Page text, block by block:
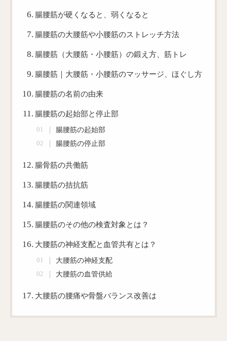
腸腰筋が硬くなると、弱くなると
腸腰筋の大腰筋や小腰筋のストレッチ方法
腸腰筋（大腰筋・小腰筋）の鍛え方、筋トレ
腸腰筋｜大腰筋・小腰筋のマッサージ、ほぐし方
腸腰筋の名前の由来
腸腰筋の起始部と停止部
腸腰筋の起始部
腸腰筋の停止部
腸骨筋の共働筋
腸腰筋の拮抗筋
腸腰筋の関連領域
腸腰筋のその他の検査対象とは？
大腰筋の神経支配と血管共有とは？
大腰筋の神経支配
大腰筋の血管供給
大腰筋の腰痛や骨盤バランス改善は